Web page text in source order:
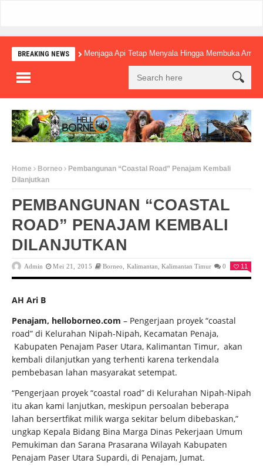
BREAKING NEWS Menjaga Api Tetap Menyala Hingga Membuka
Home Borneo
Pembangunan “Coastal Road” Penajam Kembali
Dilanjutkan
PEMBANGUNAN “COASTAL
ROAD” PENAJAM KEMBALI
DILANJUTKAN
Admin Mei 21, 2015 Borneo, Kalimantan,Kalimantan Timur 0 11
AH Ari B
Penajam, helloborneo.com – Pengerjaan proyek “coastal
road” di Kelurahan Nipah-Nipah, Kecamatan Penaja,
Kabupaten Penajam Paser Utara, Kalimantan Timur, akan
kembali dilanjutkan yang terhenti karena terkendala
pembebasan lahan masyarakat setempat.
“Pengerjaan proyek “coastal road” di Kelurahan Nipah-Nipah
itu akan kami lanjutkan, meskipun persoalan beberapa
lahan bersertfikat milik warga sekitar belum dibebaskan,”
ungkap Kepala Bidang Bina Marga Dinas Pekerjaan Umum
Pemukiman dan Sarana Prasarana Wilayah Kabupaten
Penajam Paser Utara Supardi, di Penajam, Jumat.